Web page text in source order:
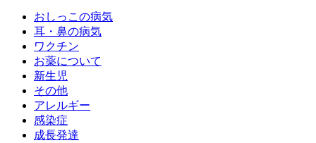
おしっこの病気
耳・鼻の病気
ワクチン
お薬について
新生児
その他
アレルギー
感染症
成長発達